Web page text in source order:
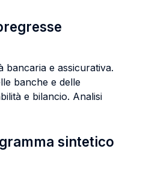
bancaria e assicurativa.
banche e delle
e bilancio. Analisi
sintetico